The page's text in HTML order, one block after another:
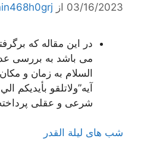
03/16/2023 از
در این مقاله که
می باشد به بررسی
السلام به زمان و
آیه”ولاتلقو بأيديكم
شرعی و عقلی
شب های لیلة القدر